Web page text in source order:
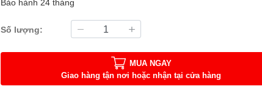
Bảo hành 24 tháng
Số lượng:
MUA NGAY
Giao hàng tận nơi hoặc nhận tại cửa hàng